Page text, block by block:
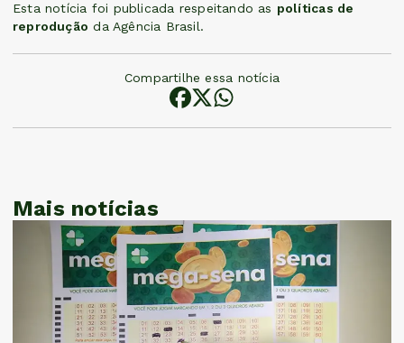
Esta notícia foi publicada respeitando as políticas de
reprodução da Agência Brasil.
Compartilhe essa notícia
Mais notícias